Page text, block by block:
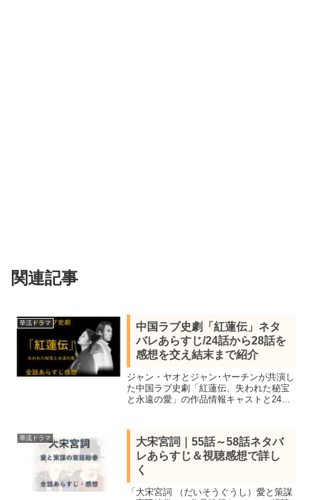
関連記事
華流ドラマ
中国ラブ史劇「紅蓮伝」ネタ
バレあらすじ/24話から28話を
感想を交え結末まで紹介
ジャン・ヤオとジャン･ヤーチンが共演し
た中国ラブ史劇「紅蓮伝、失われた秘宝
と永遠の愛」の作品情報キャストと24話
府の秘所」のネタバレあらすじを感想を
交え結末まで紹介。
華流ドラマ
大宋宮詞｜55話～58話ネタバ
レあらすじ＆視聴感想で詳し
く
「大宋宮詞 （だいそうぐうし）愛と策謀